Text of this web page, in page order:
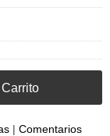
| Comentarios